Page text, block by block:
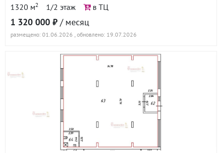
1320 м2 1/2 этаж в ТЦ
1 320 000 ₽ / месяц
размещено: 01.06.2026 , обновлено: 19.07.2026